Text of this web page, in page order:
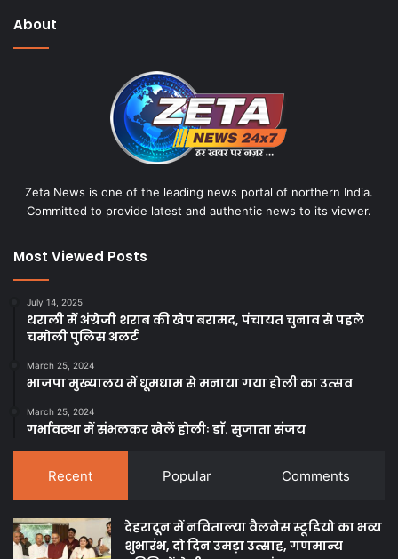
About
Zeta News is one of the leading news portal of northern India.
Committed to provide latest and authentic news to its viewer.
Most Viewed Posts
July 14, 2025
थराली में अंग्रेजी शराब की खेप बरामद, पंचायत चुनाव से पहले
चमोली पुलिस अलर्ट
March 25, 2024
भाजपा मुख्यालय में धूमधाम से मनाया गया होली का उत्सव
March 25, 2024
गर्भावस्था में संभलकर खेलें होलीः डाॅ. सुजाता संजय
Recent Popular Comments
देहरादून में नविताल्या वैलनेस स्टूडियो का भव्य
शुभारंभ, दो दिन उमड़ा उत्साह, गणमान्य